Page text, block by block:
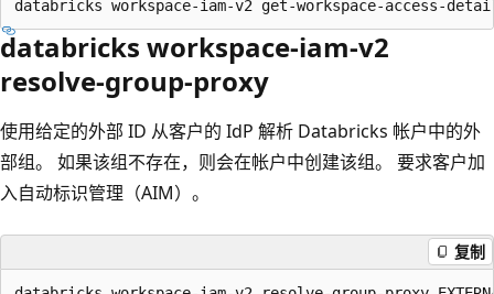
databricks workspace-iam-v2
resolve-group-proxy
使用给定的外部 ID 从客户的 IdP 解析 Databricks 帐户中的外
部组。 如果该组不存在，则会在帐户中创建该组。 要求客户加
入自动标识管理（AIM）。
复制